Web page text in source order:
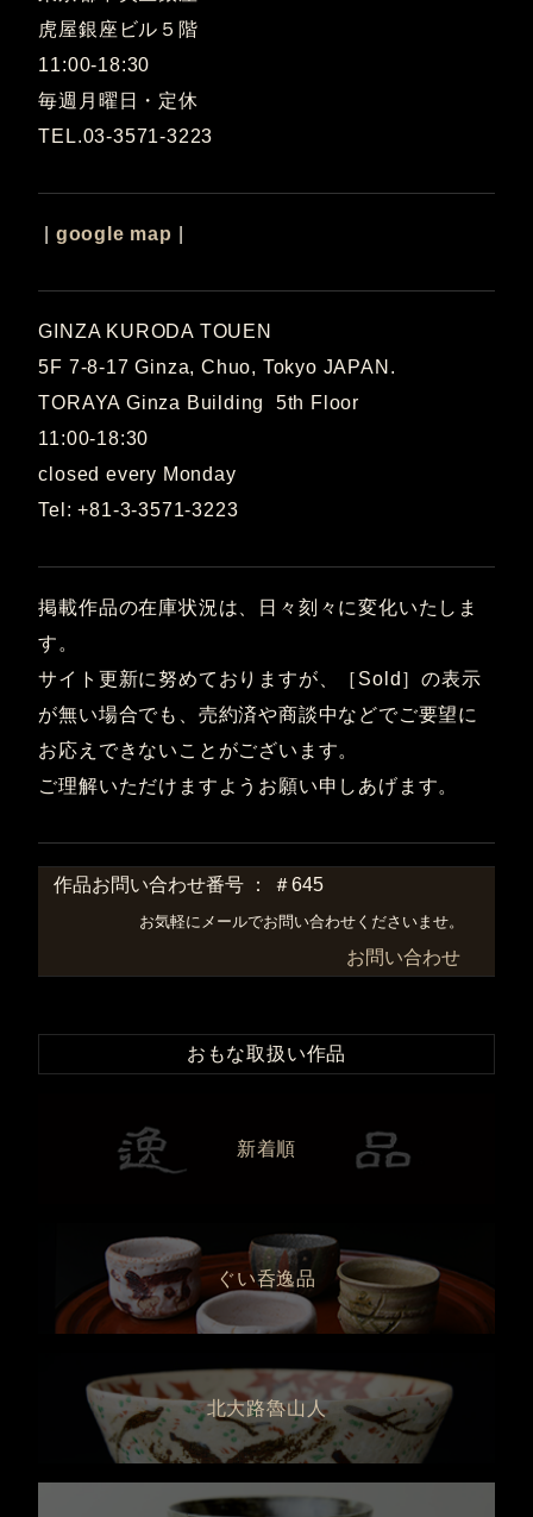
虎屋銀座ビル５階
11:00-18:30
毎週月曜日・定休
TEL.03-3571-3223
google map
GINZA KURODA TOUEN
5F 7-8-17 Ginza, Chuo, Tokyo JAPAN.
TORAYA Ginza Building 5th Floor
11:00-18:30
closed every Monday
Tel:+81-3-3571-3223
掲載作品の在庫状況は、日々刻々に変化いたしま
す。
サイト更新に努めておりますが、［Sold］の表示
が無い場合でも、売約済や商談中などでご要望に
お応えできないことがございます。
ご理解いただけますようお願い申しあげます。
作品お問い合わせ番号 ： ＃645
お気軽にメールでお問い合わせくださいませ。
お問い合わせ
おもな取扱い作品
新着順
ぐい呑逸品
北大路魯山人